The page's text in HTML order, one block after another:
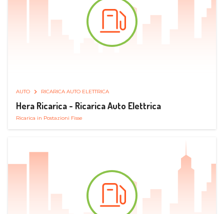
AUTO RICARICA AUTO ELETTRICA
Hera Ricarica - Ricarica Auto Elettrica
Ricarica in Postazioni Fisse